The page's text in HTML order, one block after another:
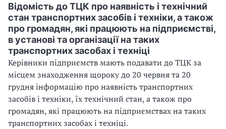
Відомість до ТЦК про наявність і технічний
стан транспортних засобів і техніки, а також
про громадян, які працюють на підприємстві,
в установі та організації на таких
транспортних засобах і техніці
Керівники підприємств мають подавати до ТЦК за
місцем знаходження щороку до 20 червня та 20
грудня інформацію про наявність транспортних
засобів і техніки, їх технічний стан, а також про
громадян, які працюють на підприємствах на таких
транспортних засобах і техніці.